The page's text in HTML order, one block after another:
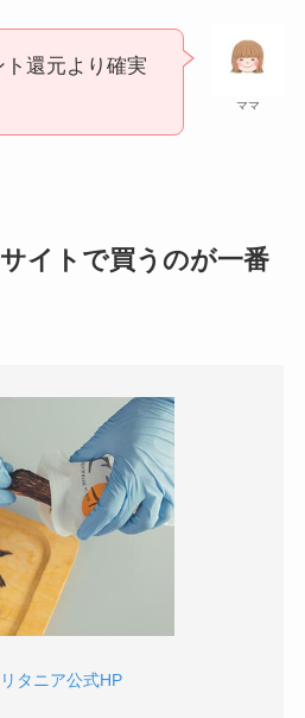
ママ
還元より確実
イトで買うのが一番
タニア公式HP